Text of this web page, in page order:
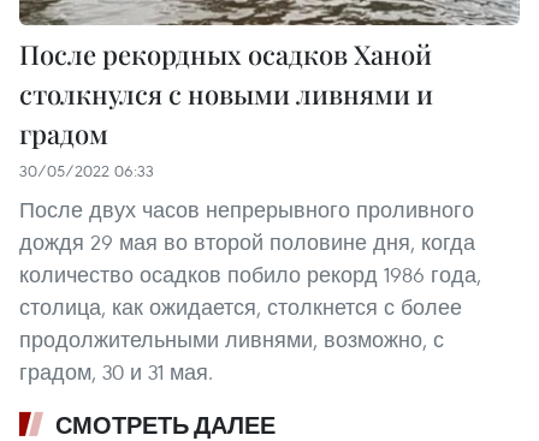
После рекордных осадков Ханой
столкнулся с новыми ливнями и
градом
30/05/2022 06:33
После двух часов непрерывного проливного
дождя 29 мая во второй половине дня, когда
количество осадков побило рекорд 1986 года,
столица, как ожидается, столкнется с более
продолжительными ливнями, возможно, с
градом, 30 и 31 мая.
СМОТРЕТЬ ДАЛЕЕ